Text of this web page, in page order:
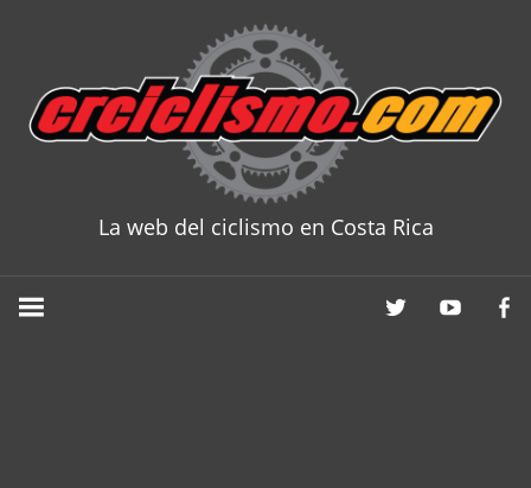
content
La web del ciclismo en Costa Rica